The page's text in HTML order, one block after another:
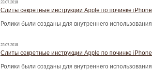
23.07.2018
Слиты секретные инструкции Apple по починке iPhone
Ролики были созданы для внутреннего использования
23.07.2018
Слиты секретные инструкции Apple по починке iPhone
Ролики были созданы для внутреннего использования